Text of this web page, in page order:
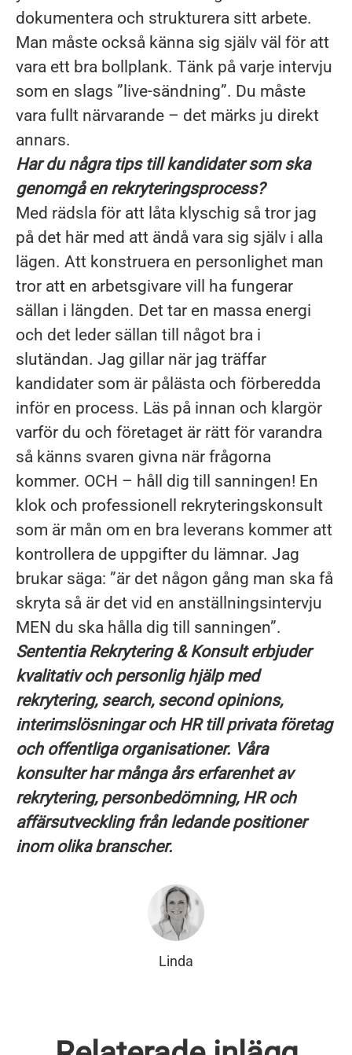
dokumentera och strukturera sitt arbete.
Man måste också känna sig själv väl för att
vara ett bra bollplank. Tänk på varje intervju
som en slags ”live-sändning”. Du måste
vara fullt närvarande – det märks ju direkt
annars.
Har du några tips till kandidater som ska
genomgå en rekryteringsprocess?
Med rädsla för att låta klyschig så tror jag
på det här med att ändå vara sig själv i alla
lägen. Att konstruera en personlighet man
tror att en arbetsgivare vill ha fungerar
sällan i längden. Det tar en massa energi
och det leder sällan till något bra i
slutändan. Jag gillar när jag träffar
kandidater som är pålästa och förberedda
inför en process. Läs på innan och klargör
varför du och företaget är rätt för varandra
så känns svaren givna när frågorna
kommer. OCH – håll dig till sanningen! En
klok och professionell rekryteringskonsult
som är mån om en bra leverans kommer att
kontrollera de uppgifter du lämnar. Jag
brukar säga: ”är det någon gång man ska få
skryta så är det vid en anställningsintervju
MEN du ska hålla dig till sanningen”.
Sententia Rekrytering & Konsult erbjuder
kvalitativ och personlig hjälp med
rekrytering, search, second opinions,
interimslösningar och HR till privata företag
och offentliga organisationer. Våra
konsulter har många års erfarenhet av
rekrytering, personbedömning, HR och
affärsutveckling från ledande positioner
inom olika branscher.
Linda
HR-NÄTVERKSTRÄFF MED